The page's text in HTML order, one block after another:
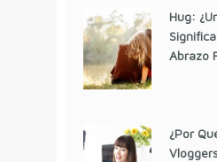
Hug:
Abrazo
¿Por